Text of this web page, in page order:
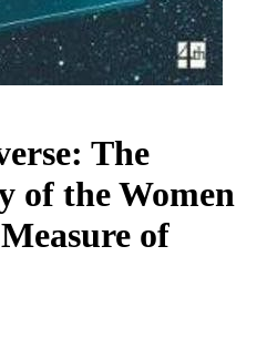
The
of the Women
of